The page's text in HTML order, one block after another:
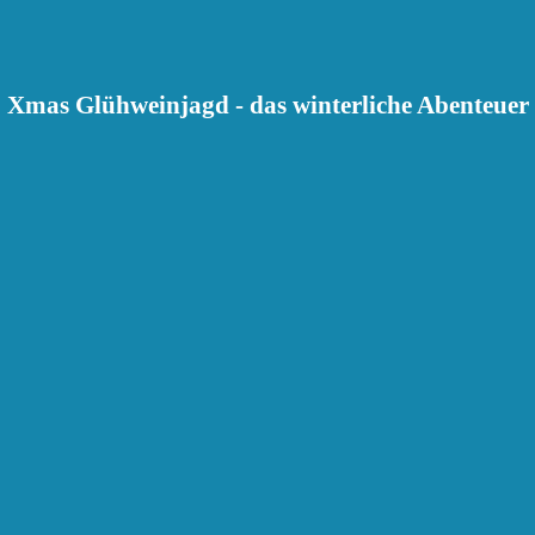
Xmas Glühweinjagd - das winterliche Abenteuer